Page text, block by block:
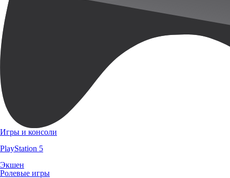
Игры и консоли
PlayStation 5
Экшен
Ролевые игры